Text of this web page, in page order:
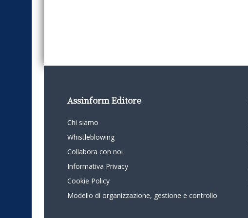
Assinform Editore
Chi siamo
Whistleblowing
Collabora con noi
Informativa Privacy
Cookie Policy
Modello di organizzazione, gestione e controllo